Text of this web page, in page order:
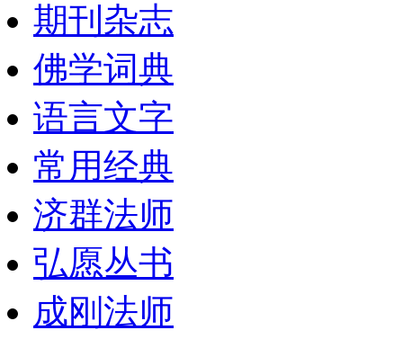
期刊杂志
佛学词典
语言文字
常用经典
济群法师
弘愿丛书
成刚法师